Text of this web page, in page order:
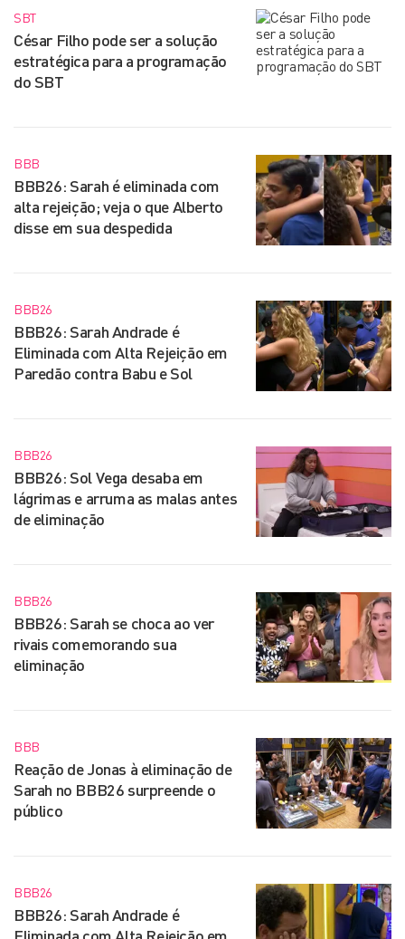
SBT
César Filho pode ser a solução
estratégica para a programação
do SBT
BBB
BBB26: Sarah é eliminada com
alta rejeição; veja o que Alberto
disse em sua despedida
BBB26
BBB26: Sarah Andrade é
Eliminada com Alta Rejeição em
Paredão contra Babu e Sol
BBB26
BBB26: Sol Vega desaba em
lágrimas e arruma as malas antes
de eliminação
BBB26
BBB26: Sarah se choca ao ver
rivais comemorando sua
eliminação
BBB
Reação de Jonas à eliminação de
Sarah no BBB26 surpreende o
público
BBB26
BBB26: Sarah Andrade é